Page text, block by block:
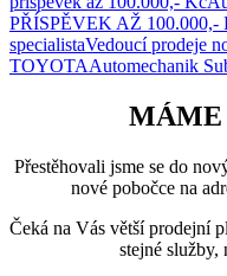
PŘÍSPĚVEK AŽ 100.000,-
specialistaVedoucí prodeje
TOYOTAAutomechanik
MÁME
Přestěhovali jsme se do
nové pobočce na
Čeká na Vás větší prodejní
stejné služby,